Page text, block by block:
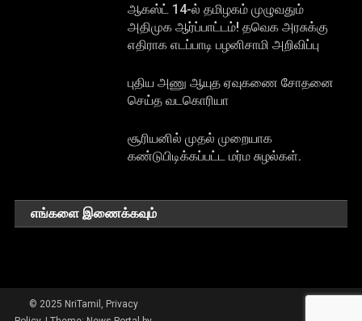
ஆகஸ்ட் 14-ல் தமிழகம் முழுவதும்
அதிமுக ஆர்ப்பாட்டம்! தவெக அரசுக்கு
எதிராக எடப்பாடி பழனிசாமி அறிவிப்பு
புதிய அணு ஆயுத ஏவுகணை சோதனை
செய்த வடகொரியா
சூரியனில் முதல் முறையாக
கண்டுபிடிக்கப்பட்ட மர்ம சுழல்கள்.
எங்களை இணைக்கவும்
© 2025 NriTamil, Privacy